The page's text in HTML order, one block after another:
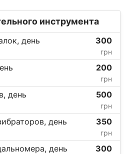
инструмента
день 300
грн
200
грн
день 500
грн
день 350
грн
день 300